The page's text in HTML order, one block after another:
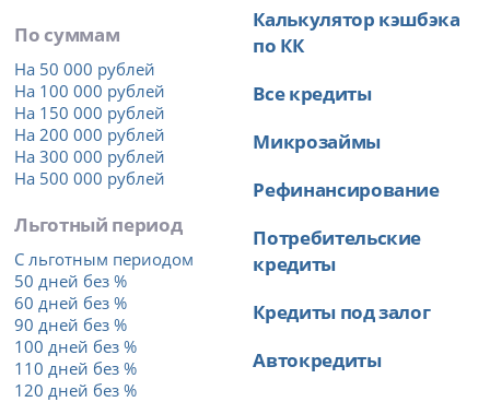
По суммам
На 50 000 рублей
На 100 000 рублей
На 150 000 рублей
На 200 000 рублей
На 300 000 рублей
На 500 000 рублей
Льготный период
С льготным периодом
50 дней без %
60 дней без %
90 дней без %
100 дней без %
110 дней без %
120 дней без %
Калькулятор кэшбэка
по КК
Все кредиты
Микрозаймы
Рефинансирование
Потребительские
кредиты
Кредиты под залог
Автокредиты